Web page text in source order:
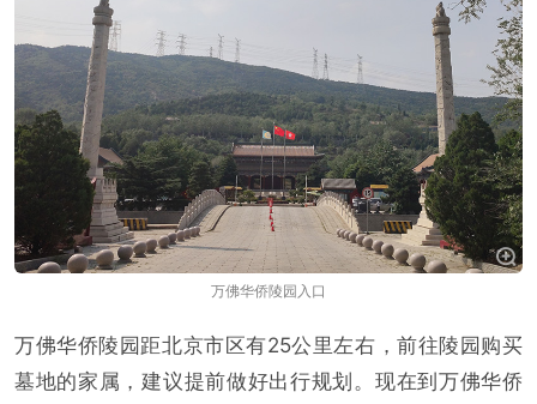
万佛华侨陵园入口
万佛华侨陵园距北京市区有25公里左右，前往陵园购买
墓地的家属，建议提前做好出行规划。现在到万佛华侨